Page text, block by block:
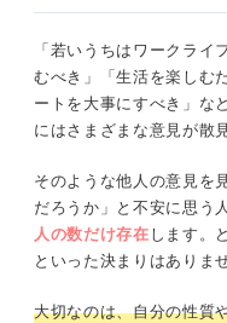
「若いうちはワークライ
むべき」「生活を楽しむ
ートを大事にすべき」な
にはさまざまな意見が散
そのような他人の意見を
だろうか」と不安に思う
人の数だけ存在 します。
といった決まりはありま
大切なのは、自分の性質
値観に合った働き方